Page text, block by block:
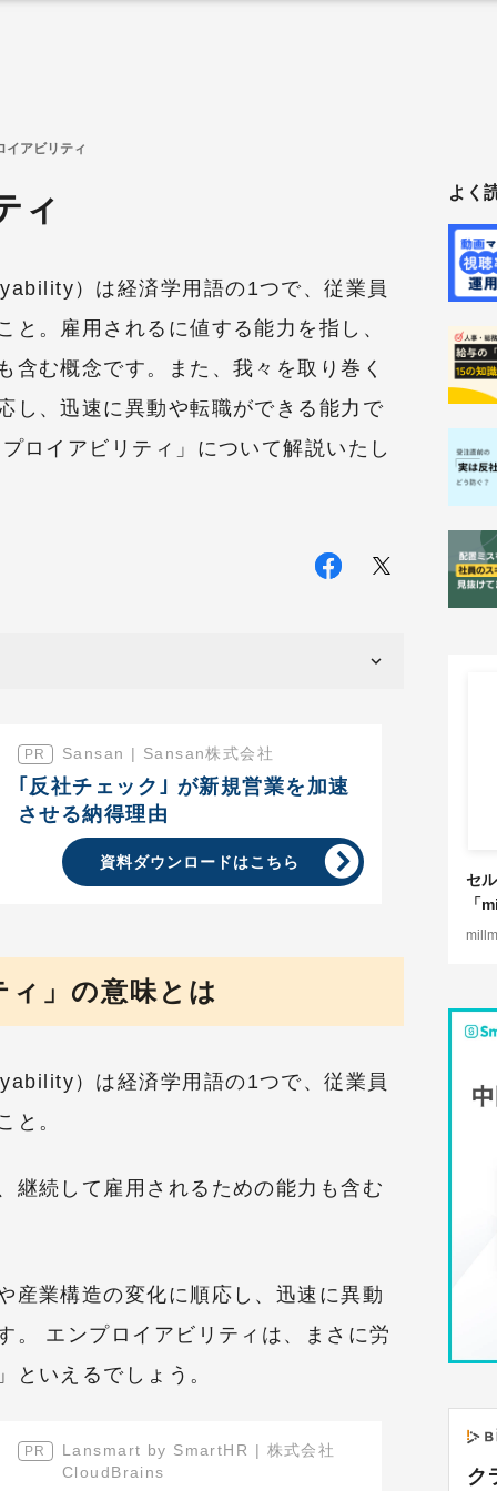
イアビリティ
ィ
）は経済学用語の1つで、従業員
と。雇用されるに値する能力を指し、
含む概念です。また、我々を取り巻く
し、迅速に異動や転職ができる能力で
ロイアビリティ」について解説いたし
Sansan | Sansan株式会社
｢反社チェック｣ が新規営業を加速
させる納得理由
資料ダウンロードはこちら
」の意味とは
）は経済学用語の1つで、従業員
と。
継続して雇用されるための能力も含む
産業構造の変化に順応し、迅速に異動
。 エンプロイアビリティは、まさに労
といえるでしょう。
Lansmart by SmartHR | 株式会社
CloudBrains
よく
セ
「
ク